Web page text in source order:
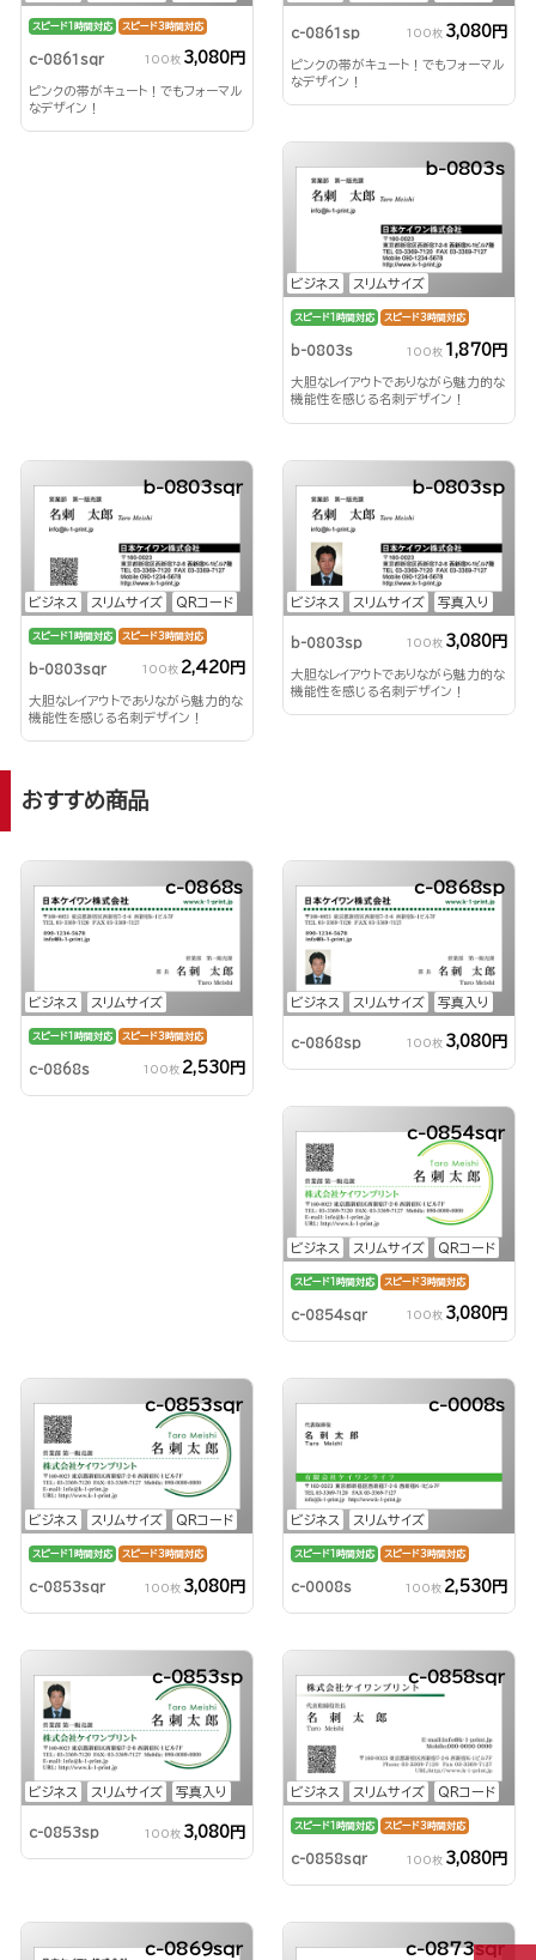
スピード1時間対応 スピード3時間対応
c-0861sqr 100枚 3,080円
ピンクの帯がキュート！でもフォーマル
なデザイン！
c-0861sp 100枚 3,080円
ピンクの帯がキュート！でもフォーマル
なデザイン！
ビジネス スリムサイズ
b-0803s
スピード1時間対応 スピード3時間対応
b-0803s 100枚 1,870円
大胆なレイアウトでありながら魅力的な
機能性を感じる名刺デザイン！
ビジネス スリムサイズ QRコード
b-0803sqr
スピード1時間対応 スピード3時間対応
b-0803sqr 100枚 2,420円
大胆なレイアウトでありながら魅力的な
機能性を感じる名刺デザイン！
ビジネス スリムサイズ 写真入り
b-0803sp
b-0803sp 100枚 3,080円
大胆なレイアウトでありながら魅力的な
機能性を感じる名刺デザイン！
おすすめ商品
ビジネス スリムサイズ
c-0868s
スピード1時間対応 スピード3時間対応
c-0868s 100枚 2,530円
ビジネス スリムサイズ 写真入り
c-0868sp
c-0868sp 100枚 3,080円
ビジネス スリムサイズ QRコード
c-0854sqr
スピード1時間対応 スピード3時間対応
c-0854sqr 100枚 3,080円
ビジネス スリムサイズ QRコード
c-0853sqr
スピード1時間対応 スピード3時間対応
c-0853sqr 100枚 3,080円
ビジネス スリムサイズ
c-0008s
スピード1時間対応 スピード3時間対応
c-0008s 100枚 2,530円
ビジネス スリムサイズ 写真入り
c-0853sp
c-0853sp 100枚 3,080円
ビジネス スリムサイズ QRコード
c-0858sqr
スピード1時間対応 スピード3時間対応
c-0858sqr 100枚 3,080円
c-0869sqr c-0873sqr